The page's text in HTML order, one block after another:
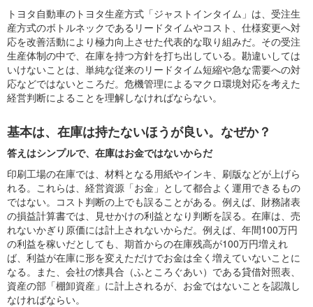
トヨタ自動車のトヨタ生産方式「ジャストインタイム」は、受注生
産方式のボトルネックであるリードタイムやコスト、仕様変更へ対
応を改善活動により極力向上させた代表的な取り組みだ。その受注
生産体制の中で、在庫を持つ方針を打ち出している。勘違いしては
いけないことは、単純な従来のリードタイム短縮や急な需要への対
応などではないところだ。危機管理によるマクロ環境対応を考えた
経営判断によることを理解しなければならない。
基本は、在庫は持たないほうが良い。なぜか？
答えはシンプルで、在庫はお金ではないからだ
印刷工場の在庫では、材料となる用紙やインキ、刷版などが上げら
れる。これらは、経営資源「お金」として都合よく運用できるもの
ではない。コスト判断の上でも誤ることがある。例えば、財務諸表
の損益計算書では、見せかけの利益となり判断を誤る。在庫は、売
れないかぎり原価には計上されないからだ。例えば、年間100万円
の利益を稼いだとしても、期首からの在庫残高が100万円増えれ
ば、利益が在庫に形を変えただけでお金は全く増えていないことに
なる。また、会社の懐具合（ふところぐあい）である貸借対照表、
資産の部「棚卸資産」に計上されるが、お金ではないことを認識し
なければならい。